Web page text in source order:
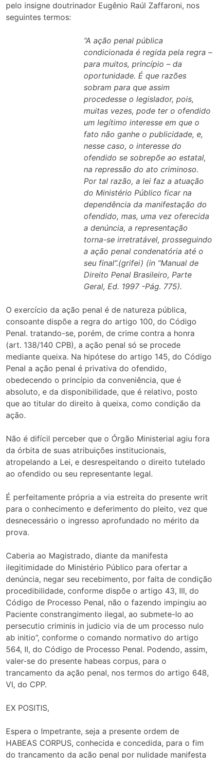
pelo insigne doutrinador Eugênio Raúl Zaffaroni, nos
seguintes termos:
“A ação penal pública
condicionada é regida pela regra –
para muitos, princípio – da
oportunidade. É que razões
sobram para que assim
procedesse o legislador, pois,
muitas vezes, pode ter o ofendido
um legítimo interesse em que o
fato não ganhe o publicidade, e,
nesse caso, o interesse do
ofendido se sobrepõe ao estatal,
na repressão do ato criminoso.
Por tal razão, a lei faz a atuação
do Ministério Público ficar na
dependência da manifestação do
ofendido, mas, uma vez oferecida
a denúncia, a representação
torna-se irretratável, prosseguindo
a ação penal condenatória até o
seu final”.(grifei) (in “Manual de
Direito Penal Brasileiro, Parte
Geral, Ed. 1997 -Pág. 775).
O exercício da ação penal é de natureza pública,
consoante dispõe a regra do artigo 100, do Código
Penal. tratando-se, porém, de crime contra a honra
(art. 138/140 CPB), a ação penal só se procede
mediante queixa. Na hipótese do artigo 145, do Código
Penal a ação penal é privativa do ofendido,
obedecendo o princípio da conveniência, que é
absoluto, e da disponibilidade, que é relativo, posto
que ao titular do direito à queixa, como condição da
ação.
Não é difícil perceber que o Órgão Ministerial agiu fora
da órbita de suas atribuições institucionais,
atropelando a Lei, e desrespeitando o direito tutelado
ao ofendido ou seu representante legal.
É perfeitamente própria a via estreita do presente writ
para o conhecimento e deferimento do pleito, vez que
desnecessário o ingresso aprofundado no mérito da
prova.
Caberia ao Magistrado, diante da manifesta
ilegitimidade do Ministério Público para ofertar a
denúncia, negar seu recebimento, por falta de condição
procedibilidade, conforme dispõe o artigo 43, III, do
Código de Processo Penal, não o fazendo impingiu ao
Paciente constrangimento ilegal, ao submete-lo ao
persecutio criminis in judicio via de um processo nulo
ab initio”, conforme o comando normativo do artigo
564, II, do Código de Processo Penal. Podendo, assim,
valer-se do presente habeas corpus, para o
trancamento da ação penal, nos termos do artigo 648,
VI, do CPP.
EX POSITIS,
Espera o Impetrante, seja a presente ordem de
HABEAS CORPUS, conhecida e concedida, para o fim
do trancamento da ação penal por nulidade manifesta